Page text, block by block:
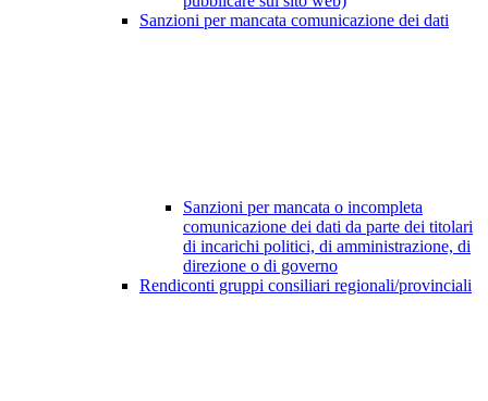
Sanzioni per mancata comunicazione dei dati
Sanzioni per mancata o incompleta
comunicazione dei dati da parte dei titolari
di incarichi politici, di amministrazione, di
direzione o di governo
Rendiconti gruppi consiliari regionali/provinciali